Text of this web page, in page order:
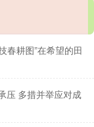
春耕图”在希望的田
压 多措并举应对成